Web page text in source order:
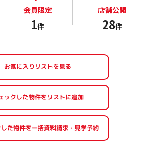
会員限定
1件
店舗公開
28件
お気に入りリストを見る